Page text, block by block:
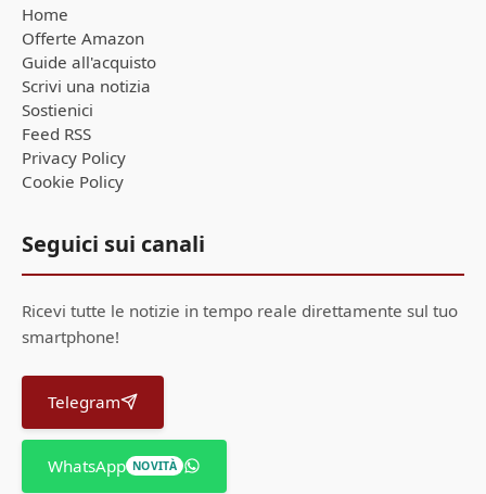
Home
Offerte Amazon
Guide all'acquisto
Scrivi una notizia
Sostienici
Feed RSS
Privacy Policy
Cookie Policy
Seguici sui canali
Ricevi tutte le notizie in tempo reale direttamente sul tuo
smartphone!
Telegram
WhatsApp NOVITÀ